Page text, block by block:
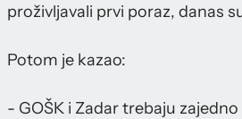
proživljavali prvi poraz, danas
Potom je kazao:
- GOŠK i Zadar trebaju